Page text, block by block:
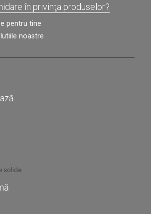
în privinţa produselor?
pentru tine
noastre
solide